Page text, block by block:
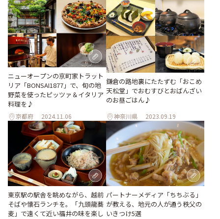
ニューオープンの京町家トラット
リア「BONSAI1877」で、旬の地
野菜を使ったピッツァ＆イタリア
料理を♪
京都府 2024.11.06
鎌倉の路地裏にたたずむ「おこめ
天松堂」でおむすびとおばんざい
のお昼ごはん♪
神奈川県 2023.09.19
東京駅の駅舎を眺めながら、越前
そばや懐石ランチを。「九頭龍蕎
麦」で遠くて近い福井の味を楽し
パートナーメディア「ちちぶる」
が教える、地元の人が通う秩父の
いきつけ5選